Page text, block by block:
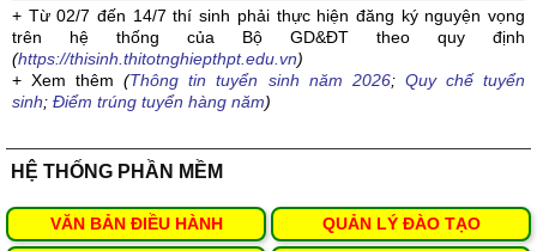
+ Từ 02/7 đến 14/7 thí sinh phải thực hiện đăng ký nguyện vọng
trên hệ thống của Bộ GD&ĐT theo quy định
(https://thisinh.thitotnghiepthpt.edu.vn)
+ Xem thêm(Thông tin tuyển sinh năm 2026; Quy chế tuyển
sinh; Điểm trúng tuyển hàng năm)
HỆ THỐNG PHẦN MỀM
VĂN BẢN ĐIỀU HÀNH QUẢN LÝ ĐÀO TẠO